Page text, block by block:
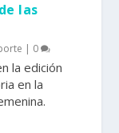
las
| 0
la edición
en la